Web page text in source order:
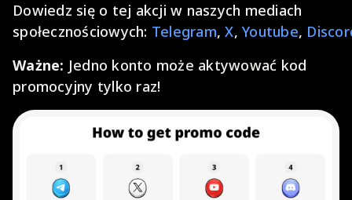
Dowiedz się o tej akcji w naszych mediach
społecznościowych: Telegram,X, Youtube,
Ważne: Jedno konto może aktywować kod
promocyjny tylko raz!